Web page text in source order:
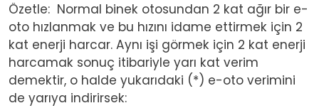
Özetle: Normal binek otosundan 2 kat ağır bir e-
oto hızlanmak ve bu hızını idame ettirmek için 2
kat enerji harcar. Aynı işi görmek için 2 kat enerji
harcamak sonuç itibariyle yarı kat verim
demektir, o halde yukarıdaki (*) e-oto verimini
de yarıya indirirsek: